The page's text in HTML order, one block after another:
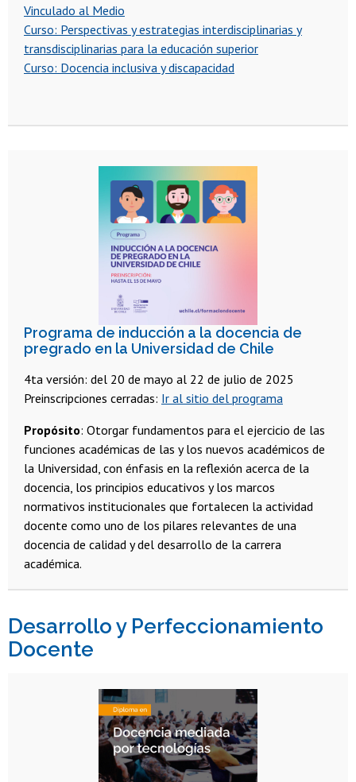
Vinculado al Medio
Curso: Perspectivas y estrategias interdisciplinarias y
transdisciplinarias para la educación superior
Curso: Docencia inclusiva y discapacidad
Programa de inducción a la docencia de
pregrado en la Universidad de Chile
4ta versión: del 20 de mayo al 22 de julio de 2025
Preinscripciones cerradas: Ir al sitio del programa
Propósito: Otorgar fundamentos para el ejercicio de las
funciones académicas de las y los nuevos académicos de
la Universidad, con énfasis en la reflexión acerca de la
docencia, los principios educativos y los marcos
normativos institucionales que fortalecen la actividad
docente como uno de los pilares relevantes de una
docencia de calidad y del desarrollo de la carrera
académica.
Desarrollo y Perfeccionamiento
Docente